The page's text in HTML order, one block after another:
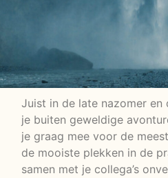
Juist in de late nazomer
je buiten geweldige
je graag mee voor de
de mooiste plekken in de
samen met je collega’s